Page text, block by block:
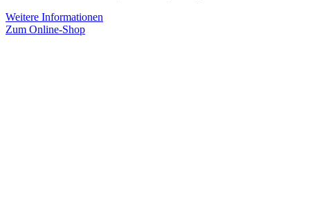
Weitere Informationen
Zum Online-Shop